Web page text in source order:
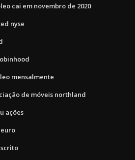
cai em novembro de 2020
nyse
mensalmente
de móveis northland
ações